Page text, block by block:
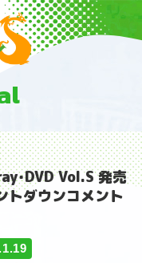
・DVD Vol.S 発売
トダウンコメント